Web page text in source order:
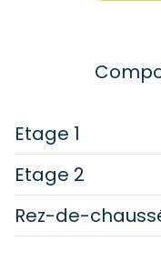
cuisine
1 garage(s)
exposition Sud
Etage 1
chambre
chambre
Etage 2
salle de bain
Rez-de-